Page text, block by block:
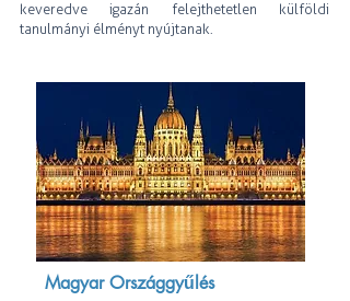
keveredve igazán felejthetetlen külföldi
tanulmányi élményt nyújtanak.
Magyar Országgyűlés